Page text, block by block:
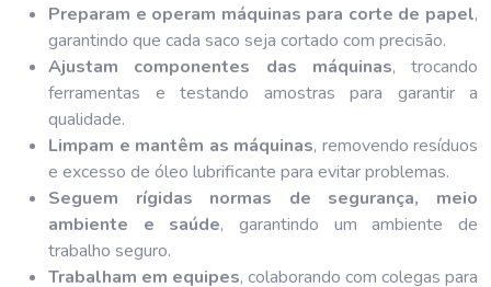
Preparam e operam máquinas para corte de papel,
garantindo que cada saco seja cortado com precisão.
Ajustam componentes das máquinas, trocando
ferramentas e testando amostras para garantir a
qualidade.
Limpam e mantêm as máquinas, removendo resíduos
e excesso de óleo lubrificante para evitar problemas.
Seguem rígidas normas de segurança, meio
ambiente e saúde, garantindo um ambiente de
trabalho seguro.
Trabalham em equipes, colaborando com colegas para